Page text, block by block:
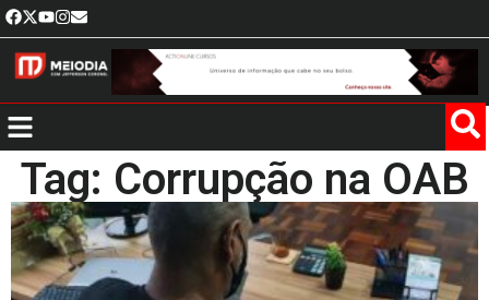
Tag: Corrupção na OAB